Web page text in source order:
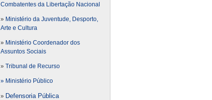
Combatentes da Libertação Nacional
» Ministério da Juventude, Desporto,
Arte e Cultura
» Ministério Coordenador dos
Assuntos Sociais
» Tribunal de Recurso
» Ministério Público
» Defensoria Pública